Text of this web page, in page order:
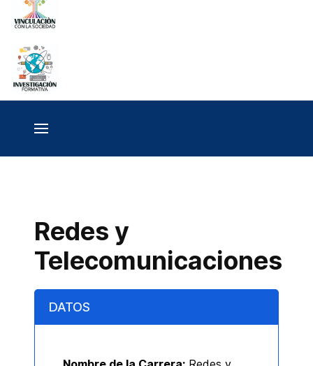
Redes y
Telecomunicaciones
DATOS